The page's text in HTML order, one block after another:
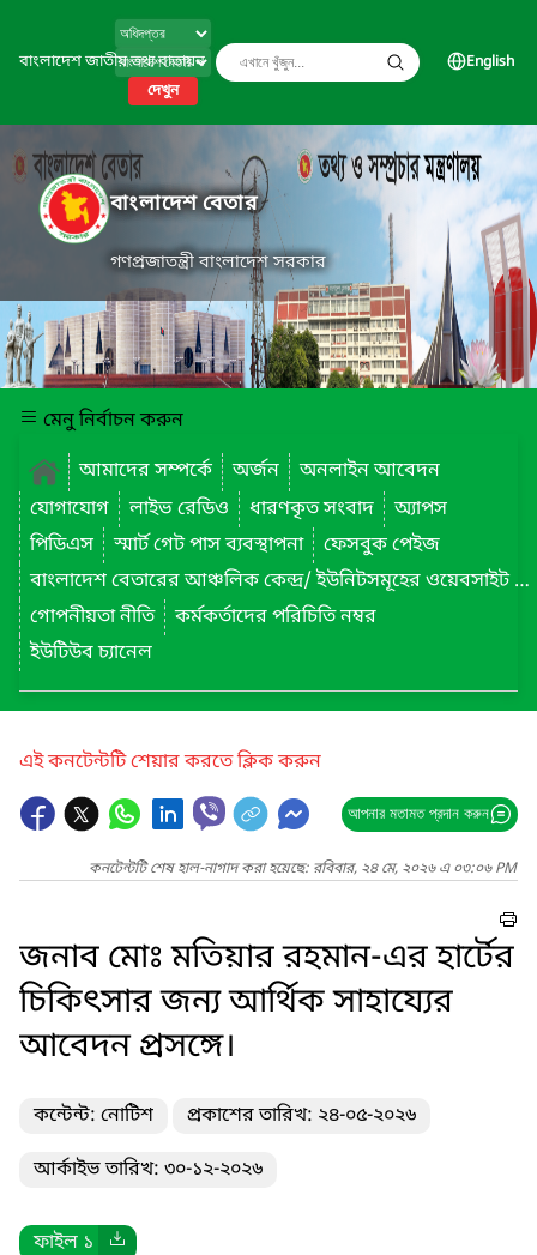
বাংলাদেশ জাতীয় তথ্য বাতায়ন
দেখুন
English
বাংলাদেশ বেতার
গণপ্রজাতন্ত্রী বাংলাদেশ সরকার
মেনু নির্বাচন করুন
আমাদের সম্পর্কে
অর্জন
অনলাইন আবেদন
যোগাযোগ
লাইভ রেডিও ধারণকৃত সংবাদ
অ্যাপস
পিডিএস
স্মার্ট গেট পাস ব্যবস্থাপনা
ফেসবুক পেইজ
বাংলাদেশ বেতারের আঞ্চলিক কেন্দ্র/ ইউনিটসমূহের ওয়েবসাইট লিংক
গোপনীয়তা নীতি
কর্মকর্তাদের পরিচিতি নম্বর
ইউটিউব চ্যানেল
এই কনটেন্টটি শেয়ার করতে ক্লিক করুন
আপনার মতামত প্রদান করুন
কনটেন্টটি শেষ হাল-নাগাদ করা হয়েছে: রবিবার, ২৪ মে, ২০২৬ এ ০৩:০৬ PM
জনাব মোঃ মতিয়ার রহমান-এর হার্টের
চিকিৎসার জন্য আর্থিক সাহায্যের
আবেদন প্রসঙ্গে।
কন্টেন্ট: নোটিশ প্রকাশের তারিখ: ২৪-০৫-২০২৬
আর্কাইভ তারিখ: ৩০-১২-২০২৬
ফাইল ১